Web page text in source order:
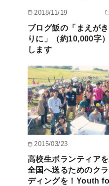
2018/11/19
ブログ飯の「まえが
りに」（約10,000字
します
2015/03/23
高校生ボランティア
全国へ送るためのク
ディングを！Youth